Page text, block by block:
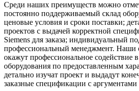
Среди наших преимуществ можно
постоянно поддерживаемый склад
ценовые условия и сроки поставки;
проектов с выдачей корректной
Siemens для заказа; индивидуальный
профессиональный менеджмент. Наши
окажут профессиональное содействие
оборудования по предоставленным
детально изучат проект и выдадут
заказные спецификации с